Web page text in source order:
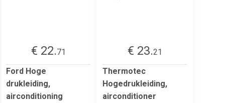
€ 22.71
Ford Hoge
drukleiding,
airconditioning
€ 23.21
Thermotec
Hogedrukleiding,
airconditioner